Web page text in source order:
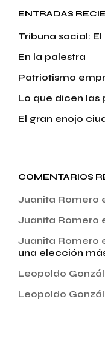
ENTRADAS
Tribuna social:
En la palestra
Patriotismo
Lo que dicen las
El gran enojo
COMENTARIOS
Juanita Romero
Juanita Romero
Juanita Romero
una elección
Leopoldo
Leopoldo